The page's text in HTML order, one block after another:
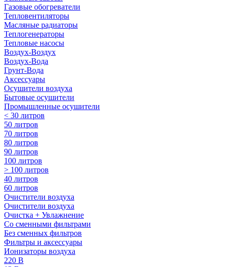
Газовые обогреватели
Тепловентиляторы
Масляные радиаторы
Теплогенераторы
Тепловые насосы
Воздух-Воздух
Воздух-Вода
Грунт-Вода
Аксессуары
Осушители воздуха
Бытовые осушители
Промышленные осушители
< 30 литров
50 литров
70 литров
80 литров
90 литров
100 литров
> 100 литров
40 литров
60 литров
Очистители воздуха
Очистители воздуха
Очистка + Увлажнение
Cо сменными фильтрами
Без сменных фильтров
Фильтры и аксессуары
Ионизаторы воздуха
220 В